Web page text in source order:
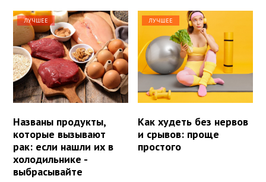
ЛУЧШЕЕ
Названы продукты,
которые вызывают
рак: если нашли их в
холодильнике -
выбрасывайте
ЛУЧШЕЕ
Как худеть без нервов
и срывов: проще
простого